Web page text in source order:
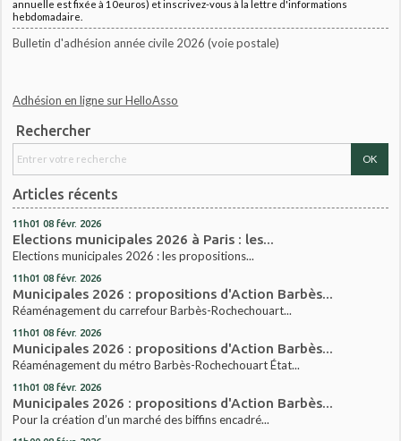
annuelle est fixée à 10euros) et inscrivez-vous à la lettre d'informations
hebdomadaire.
Bulletin d'adhésion année civile 2026 (voie postale)
Adhésion en ligne sur HelloAsso
Rechercher
Articles récents
11h01 08 févr. 2026
Elections municipales 2026 à Paris : les...
Elections municipales 2026 : les propositions...
11h01 08 févr. 2026
Municipales 2026 : propositions d'Action Barbès...
Réaménagement du carrefour Barbès-Rochechouart...
11h01 08 févr. 2026
Municipales 2026 : propositions d'Action Barbès...
Réaménagement du métro Barbès-Rochechouart État...
11h01 08 févr. 2026
Municipales 2026 : propositions d'Action Barbès...
Pour la création d’un marché des biffins encadré...